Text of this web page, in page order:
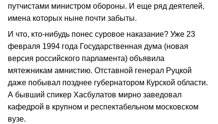
путчистами министром обороны. И еще ряд деятелей,
имена которых ныне почти забыты.
И что, кто-нибудь понес суровое наказание? Уже 23
февраля 1994 года Государственная дума (новая
версия российского парламента) объявила
мятежникам амнистию. Отставной генерал Руцкой
даже побывал позднее губернатором Курской области.
А бывший спикер Хасбулатов мирно заведовал
кафедрой в крупном и респектабельном московском
вузе.